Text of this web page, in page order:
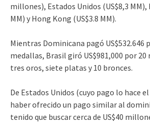
millones), Estados Unidos (US$8,3 MM),
MM) y Hong Kong (US$3.8 MM).
Mientras Dominicana pagó US$532.646
medallas, Brasil giró US$981,000 por
tres oros, siete platas y 10 bronces.
De Estados Unidos (cuyo pago lo hace
haber ofrecido un pago similar al
tenido que buscar cerca de US$40